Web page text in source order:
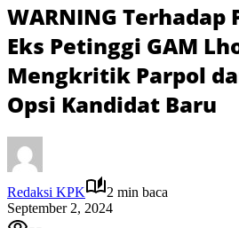
WARNING Terhadap
Eks Petinggi GAM
Mengkritik Parpol
Opsi Kandidat Baru
Redaksi KPK
2 min baca
September 2, 2024